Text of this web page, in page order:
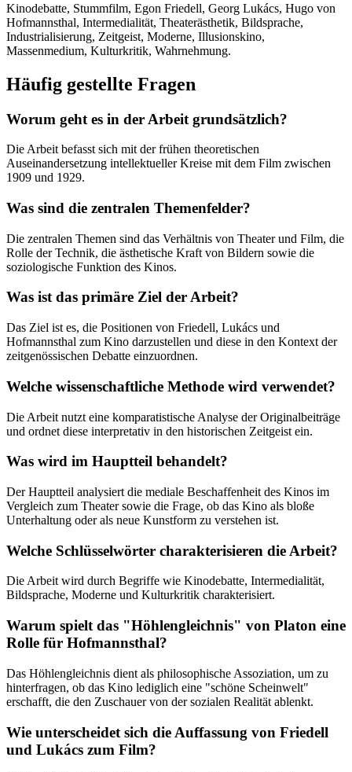
Kinodebatte, Stummfilm, Egon Friedell, Georg Lukács, Hugo von
Hofmannsthal, Intermedialität, Theaterästhetik, Bildsprache,
Industrialisierung, Zeitgeist, Moderne, Illusionskino,
Massenmedium, Kulturkritik, Wahrnehmung.
Häufig gestellte Fragen
Worum geht es in der Arbeit grundsätzlich?
Die Arbeit befasst sich mit der frühen theoretischen
Auseinandersetzung intellektueller Kreise mit dem Film zwischen
1909 und 1929.
Was sind die zentralen Themenfelder?
Die zentralen Themen sind das Verhältnis von Theater und Film, die
Rolle der Technik, die ästhetische Kraft von Bildern sowie die
soziologische Funktion des Kinos.
Was ist das primäre Ziel der Arbeit?
Das Ziel ist es, die Positionen von Friedell, Lukács und
Hofmannsthal zum Kino darzustellen und diese in den Kontext der
zeitgenössischen Debatte einzuordnen.
Welche wissenschaftliche Methode wird verwendet?
Die Arbeit nutzt eine komparatistische Analyse der Originalbeiträge
und ordnet diese interpretativ in den historischen Zeitgeist ein.
Was wird im Hauptteil behandelt?
Der Hauptteil analysiert die mediale Beschaffenheit des Kinos im
Vergleich zum Theater sowie die Frage, ob das Kino als bloße
Unterhaltung oder als neue Kunstform zu verstehen ist.
Welche Schlüsselwörter charakterisieren die Arbeit?
Die Arbeit wird durch Begriffe wie Kinodebatte, Intermedialität,
Bildsprache, Moderne und Kulturkritik charakterisiert.
Warum spielt das "Höhlengleichnis" von Platon eine
Rolle für Hofmannsthal?
Das Höhlengleichnis dient als philosophische Assoziation, um zu
hinterfragen, ob das Kino lediglich eine "schöne Scheinwelt"
erschafft, die den Zuschauer von der sozialen Realität ablenkt.
Wie unterscheidet sich die Auffassung von Friedell
und Lukács zum Film?